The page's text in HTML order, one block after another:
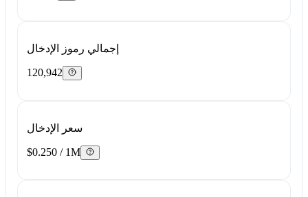
إجمالي رموز الإدخال
120,942
سعر الإدخال
$0.250 / 1M